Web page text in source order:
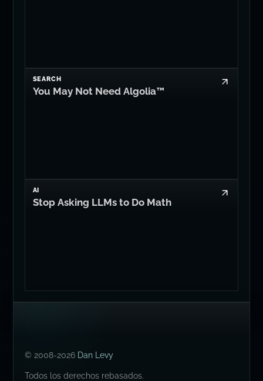
SEARCH
You May Not Need Algolia™
AI
Stop Asking LLMs to Do Math
© 2008-2026 Dan Levy
Todos los derechos rebasados.